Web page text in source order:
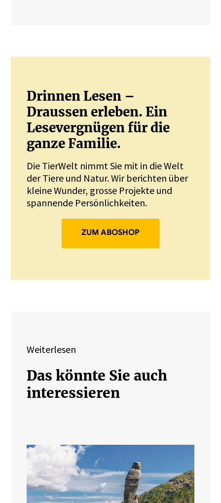
Drinnen Lesen –
Draussen erleben. Ein
Lesevergnügen für die
ganze Familie.
Die TierWelt nimmt Sie mit in die Welt
der Tiere und Natur. Wir berichten über
kleine Wunder, grosse Projekte und
spannende Persönlichkeiten.
ZUM ABOSHOP
Weiterlesen
Das könnte Sie auch
interessieren